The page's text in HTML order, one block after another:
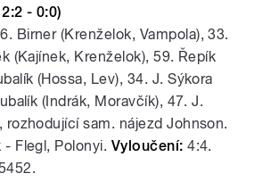
- 0:0)
6. Birner (Krenželok, Vampola), 33.
(Kajínek, Krenželok), 59. Řepík
(Hossa, Lev), 34. J. Sýkora
(Indrák, Moravčík), 47. J.
rozhodující sam. nájezd Johnson.
- Flegl, Polonyi. Vyloučení: 4:4.